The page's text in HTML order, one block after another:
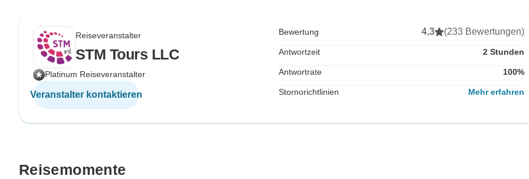
Reiseveranstalter
STM Tours LLC
Platinum Reiseveranstalter
Veranstalter kontaktieren
Bewertung 4,3 (233 Bewertungen)
Antwortzeit 2 Stunden
Antwortrate 100%
Stornorichtlinien Mehr erfahren
Reisemomente